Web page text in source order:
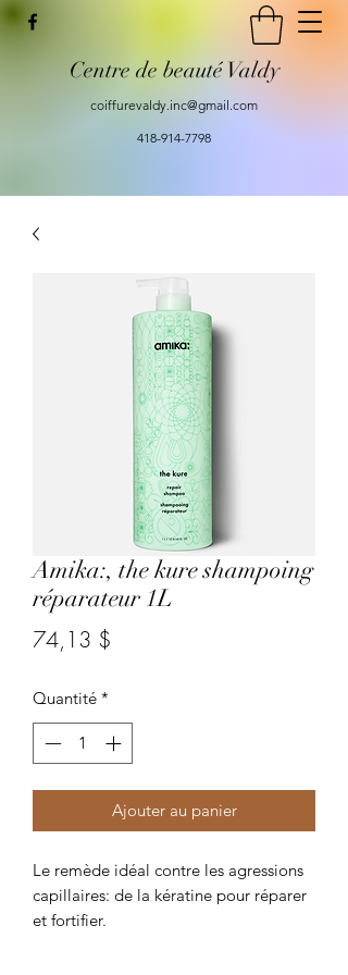
Centre de beauté Valdy
coiffurevaldy.inc@gmail.com
418-914-7798
Amika:, the kure shampoing
réparateur 1L
74,13 $
Quantité *
Ajouter au panier
Le remède idéal contre les agressions
capillaires: de la kératine pour réparer
et fortifier.